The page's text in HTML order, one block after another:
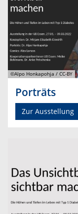
©Alpo Honkapohja / CC-BY
Porträts
Zur Ausstellung